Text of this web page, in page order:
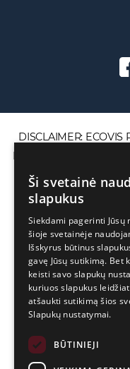
DISCLAIMER:
Firm and NOT a
or provide access
financial products
financial
cryptocurrency
Service Provider
assets software or
Electronic Money
Institution (PI), and
services, or IBAN
to legal advisory,
compliance
Ši svetainė
slapukus
Siekdami pagerinti Jūsų
šioje svetainėje
Išskyrus būtinus
gavę Jūsų sutikimą. Bet
keisti savo slapukų
kuriuos slapukus
atšaukti sutikimą šios
Slapukų nustatymai.
BŪTINIEJI